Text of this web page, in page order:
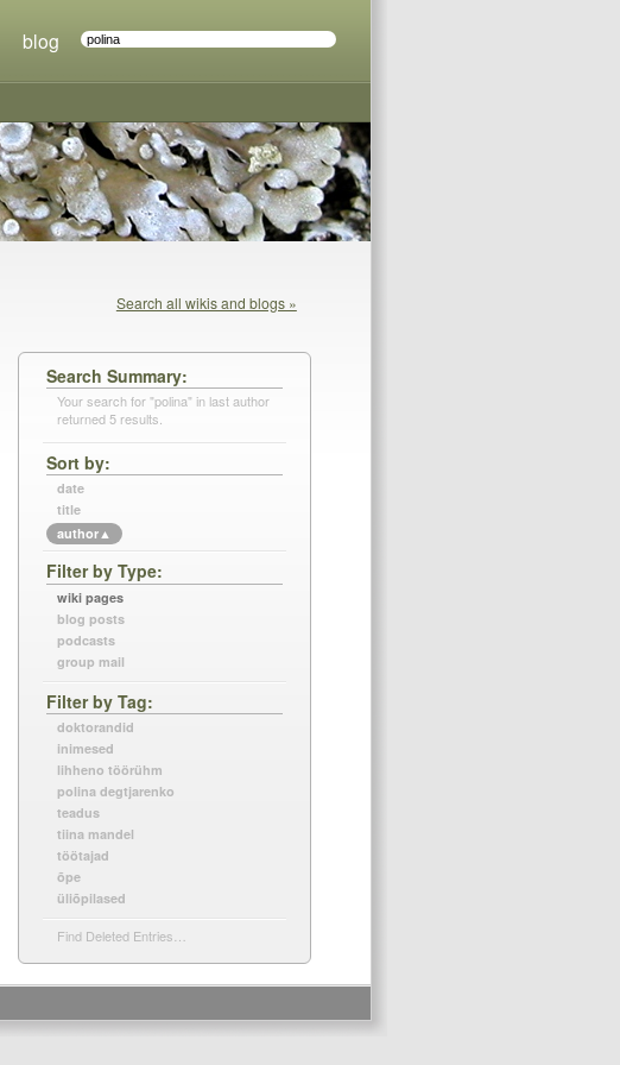
blog
Search all wikis and blogs »
Search Summary
Your search for "polina" in last author
returned 5 results.
Sort by
date
title
author▲
Filter by Type
wiki pages
blog posts
podcasts
group mail
Filter by Tag
doktorandid
inimesed
lihheno töörühm
polina degtjarenko
teadus
tiina mandel
töötajad
õpe
üliõpilased
Find Deleted Entries…